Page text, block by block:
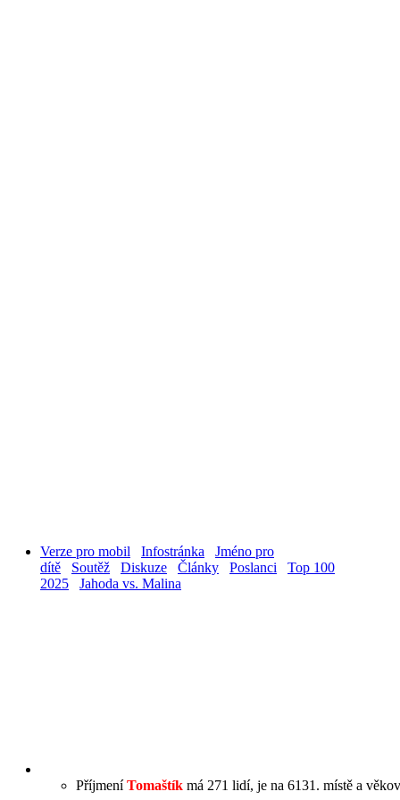
Verze pro mobil Infostránka
Jméno pro
dítě
Soutěž Diskuze Články Poslanci
Top 100
2025
Jahoda vs. Malina
PříjmeníTomaštík má 271 lidí, je na 6131. místě a